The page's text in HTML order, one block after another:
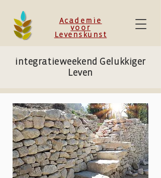
Academie
voor
Levenskunst
integratieweekend Gelukkiger
Leven